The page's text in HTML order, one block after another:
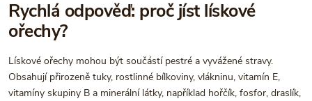
Rychlá odpověď: proč jíst lískové
ořechy?
Lískové ořechy mohou být součástí pestré a vyvážené stravy.
Obsahují přirozeně tuky, rostlinné bílkoviny, vlákninu, vitamín E,
vitamíny skupiny B a minerální látky, například hořčík, fosfor, draslík,